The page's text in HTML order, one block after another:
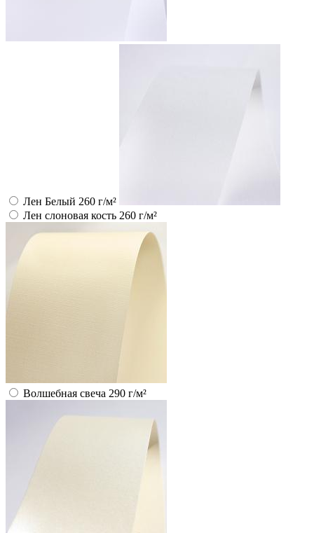
Лен Белый 260 г/м²
Лен слоновая кость 260 г/м²
Волшебная свеча 290 г/м²